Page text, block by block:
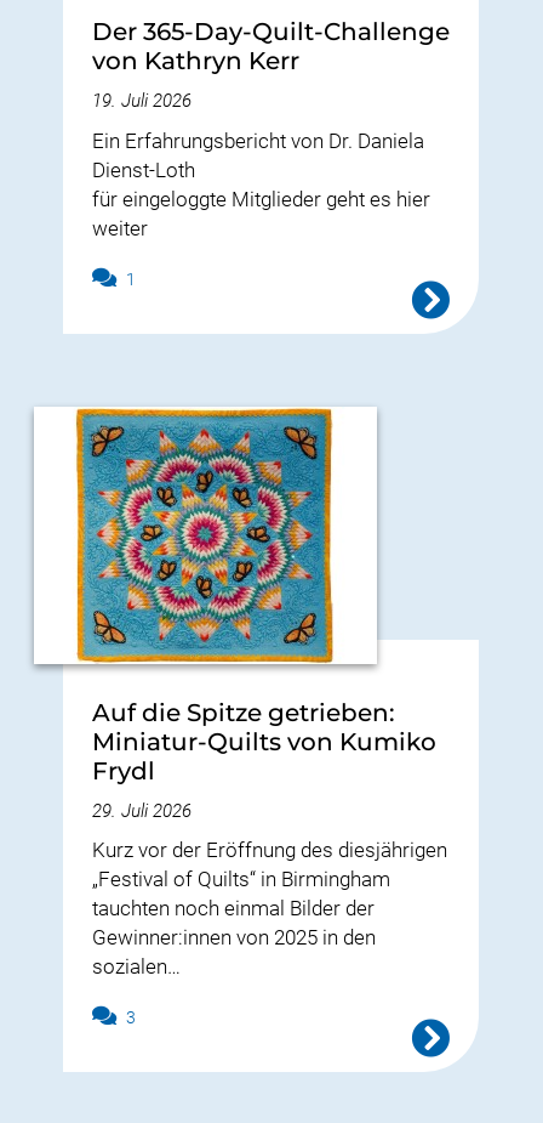
Der 365-Day-Quilt-Challenge
von Kathryn Kerr
19. Juli 2026
Ein Erfahrungsbericht von Dr. Daniela
Dienst-Loth
für eingeloggte Mitglieder geht es hier
weiter
1
Auf die Spitze getrieben:
Miniatur-Quilts von Kumiko
Frydl
29. Juli 2026
Kurz vor der Eröffnung des diesjährigen
„Festival of Quilts“ in Birmingham
tauchten noch einmal Bilder der
Gewinner:innen von 2025 in den
sozialen…
3